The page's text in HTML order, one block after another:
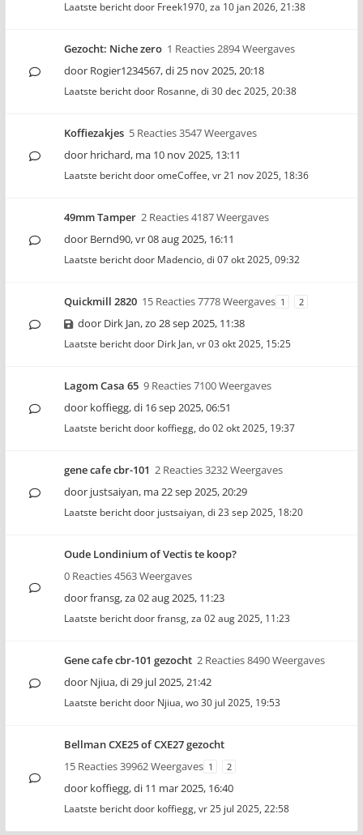
Laatste bericht door Freek1970, za 10 jan 2026, 21:38
Gezocht: Niche zero 1 Reacties 2894 Weergaves
door Rogier1234567,di 25 nov 2025, 20:18
Laatste bericht door Rosanne, di 30 dec 2025, 20:38
Koffiezakjes 5 Reacties 3547 Weergaves
door hrichard, ma 10 nov 2025, 13:11
Laatste bericht dooromeCoffee, vr 21 nov 2025, 18:36
49mm Tamper 2 Reacties 4187 Weergaves
door Bernd90,vr 08 aug 2025, 16:11
Laatste bericht door Madencio, di 07 okt 2025, 09:32
Quickmill 2820 15 Reacties 7778 Weergaves 1 2
door Dirk Jan,zo 28 sep 2025, 11:38
Laatste bericht door Dirk Jan, vr 03 okt 2025, 15:25
Lagom Casa 65 9 Reacties 7100 Weergaves
door koffiegg,di 16 sep 2025, 06:51
Laatste bericht door koffiegg, do 02 okt 2025, 19:37
gene cafe cbr-101 2 Reacties 3232 Weergaves
door justsaiyan, ma 22 sep 2025, 20:29
Laatste bericht door justsaiyan, di 23 sep 2025, 18:20
Oude Londinium of Vectis te koop?
0 Reacties 4563 Weergaves
doorfransg,za 02 aug 2025, 11:23
Laatste bericht doorfransg, za 02 aug 2025, 11:23
Gene cafe cbr-101 gezocht 2 Reacties 8490 Weergaves
door Njiua,di 29 jul 2025, 21:42
Laatste bericht door Njiua, wo 30 jul 2025, 19:53
Bellman CXE25 of CXE27 gezocht
15 Reacties 39962 Weergaves 1 2
door koffiegg,di 11 mar 2025, 16:40
Laatste bericht door koffiegg, vr 25 jul 2025, 22:58